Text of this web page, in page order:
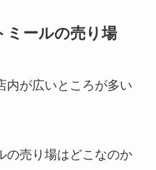
ミールの売り場
内が広いところが多い
の売り場はどこなのか